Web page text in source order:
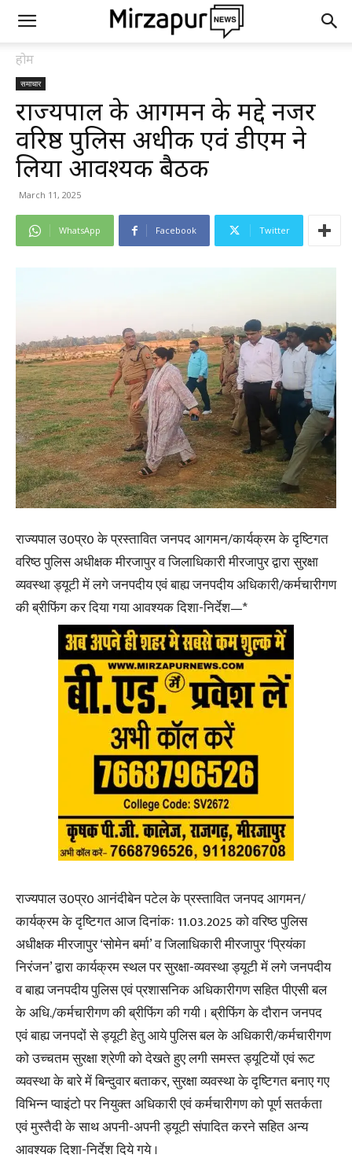
होम
समाचार
राज्यपाल के आगमन के मद्दे नजर
वरिष्ठ पुलिस अधीक्षक एवं डीएम ने
लिया आवश्यक बैठक
March 11, 2025
WhatsApp Facebook Twitter
राज्यपाल उ0प्र0 के प्रस्तावित जनपद आगमन/कार्यक्रम के दृष्टिगत
वरिष्ठ पुलिस अधीक्षक मीरजापुर व जिलाधिकारी मीरजापुर द्वारा सुरक्षा
व्यवस्था ड्यूटी में लगे जनपदीय एवं बाह्य जनपदीय अधिकारी/कर्मचारीगण
की ब्रीफिंग कर दिया गया आवश्यक दिशा-निर्देश—*
राज्यपाल उ0प्र0 आनंदीबेन पटेल के प्रस्तावित जनपद आगमन/
कार्यक्रम के दृष्टिगत आज दिनांकः 11.03.2025 को वरिष्ठ पुलिस
अधीक्षक मीरजापुर ‘सोमेन बर्मा’ व जिलाधिकारी मीरजापुर ‘प्रियंका
निरंजन’ द्वारा कार्यक्रम स्थल पर सुरक्षा-व्यवस्था ड्यूटी में लगे जनपदीय
व बाह्य जनपदीय पुलिस एवं प्रशासनिक अधिकारीगण सहित पीएसी बल
के अधि./कर्मचारीगण की ब्रीफिंग की गयी । ब्रीफिंग के दौरान जनपद
एवं बाह्य जनपदों से ड्यूटी हेतु आये पुलिस बल के अधिकारी/कर्मचारीगण
को उच्चतम सुरक्षा श्रेणी को देखते हुए लगी समस्त ड्यूटियों एवं रूट
व्यवस्था के बारे में बिन्दुवार बताकर, सुरक्षा व्यवस्था के दृष्टिगत बनाए गए
विभिन्न प्वाइंटो पर नियुक्त अधिकारी एवं कर्मचारीगण को पूर्ण सतर्कता
एवं मुस्तैदी के साथ अपनी-अपनी ड्यूटी संपादित करने सहित अन्य
आवश्यक दिशा-निर्देश दिये गये ।